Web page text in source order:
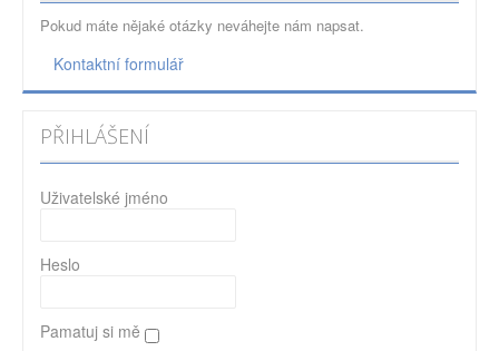
Pokud máte nějaké otázky neváhejte nám napsat.
Kontaktní formulář
PŘIHLÁŠENÍ
Uživatelské jméno
Heslo
Pamatuj si mě